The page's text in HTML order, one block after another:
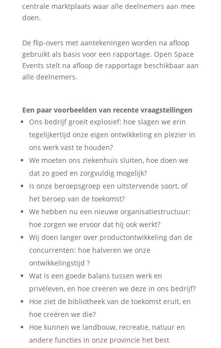
centrale marktplaats waar alle deelnemers aan mee
doen.
De flip-overs met aantekeningen worden na afloop
gebruikt als basis voor een rapportage. Open Space
Events stelt na afloop de rapportage beschikbaar aan
alle deelnemers.
Een paar voorbeelden van recente vraagstellingen
Ons bedrijf groeit explosief: hoe slagen we erin
tegelijkertijd onze eigen ontwikkeling en plezier in
ons werk vast te houden?
We moeten ons ziekenhuis sluiten, hoe doen we
dat zo goed en zorgvuldig mogelijk?
Is onze beroepsgroep een uitstervende soort, of
het beroep van de toekomst?
We hebben nu een nieuwe organisatiestructuur:
hoe zorgen we ervoor dat hij ook werkt?
Wij doen langer over productontwikkeling dan de
concurrenten: hoe halveren we onze
ontwikkelingstijd ?
Wat is een goede balans tussen werk en
privëleven, en hoe creëren we deze in ons bedrijf?
Hoe ziet de bibliotheek van de toekomst eruit, en
hoe creëren we die?
Hoe kunnen we landbouw, recreatie, natuur en
andere functies in onze provincie het best